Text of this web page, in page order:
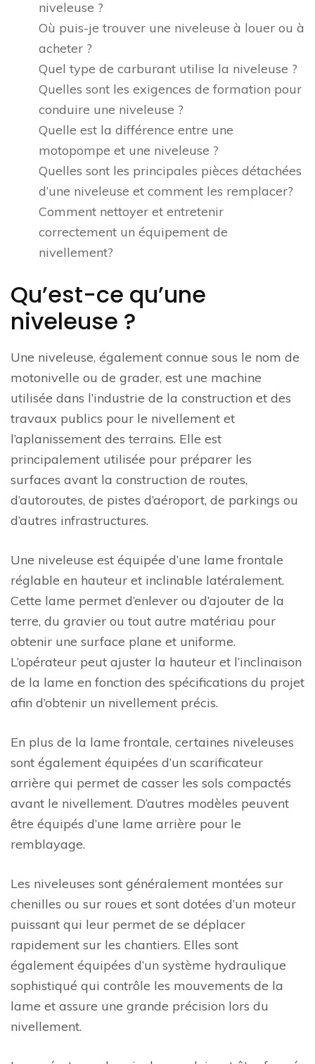
niveleuse ?
Où puis-je trouver une niveleuse à louer ou à
acheter ?
Quel type de carburant utilise la niveleuse ?
Quelles sont les exigences de formation pour
conduire une niveleuse ?
Quelle est la différence entre une
motopompe et une niveleuse ?
Quelles sont les principales pièces détachées
d’une niveleuse et comment les remplacer?
Comment nettoyer et entretenir
correctement un équipement de
nivellement?
Qu’est-ce qu’une
niveleuse ?
Une niveleuse, également connue sous le nom de
motonivelle ou de grader, est une machine
utilisée dans l’industrie de la construction et des
travaux publics pour le nivellement et
l’aplanissement des terrains. Elle est
principalement utilisée pour préparer les
surfaces avant la construction de routes,
d’autoroutes, de pistes d’aéroport, de parkings ou
d’autres infrastructures.
Une niveleuse est équipée d’une lame frontale
réglable en hauteur et inclinable latéralement.
Cette lame permet d’enlever ou d’ajouter de la
terre, du gravier ou tout autre matériau pour
obtenir une surface plane et uniforme.
L’opérateur peut ajuster la hauteur et l’inclinaison
de la lame en fonction des spécifications du projet
afin d’obtenir un nivellement précis.
En plus de la lame frontale, certaines niveleuses
sont également équipées d’un scarificateur
arrière qui permet de casser les sols compactés
avant le nivellement. D’autres modèles peuvent
être équipés d’une lame arrière pour le
remblayage.
Les niveleuses sont généralement montées sur
chenilles ou sur roues et sont dotées d’un moteur
puissant qui leur permet de se déplacer
rapidement sur les chantiers. Elles sont
également équipées d’un système hydraulique
sophistiqué qui contrôle les mouvements de la
lame et assure une grande précision lors du
nivellement.